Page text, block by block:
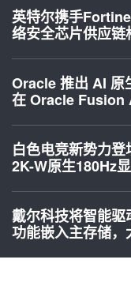
英特尔携手
络安全芯片供应链
Oracle 推出 AI 原
在 Oracle
白色电竞新势力
2K-W原生180Hz
戴尔科技将智能
功能嵌入主存储